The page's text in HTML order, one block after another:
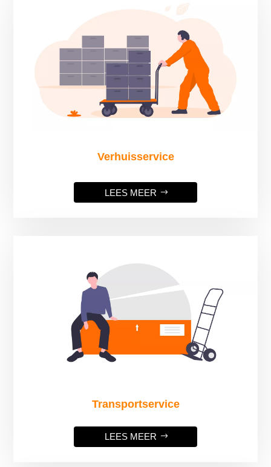
Verhuisservice
LEES MEER
Transportservice
LEES MEER